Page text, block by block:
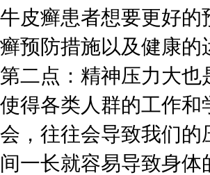
牛皮癣患者想要更好
癣预防措施以及健康
第二点：精神压力大
使得各类人群的工作
会，往往会导致我们
间一长就容易导致身